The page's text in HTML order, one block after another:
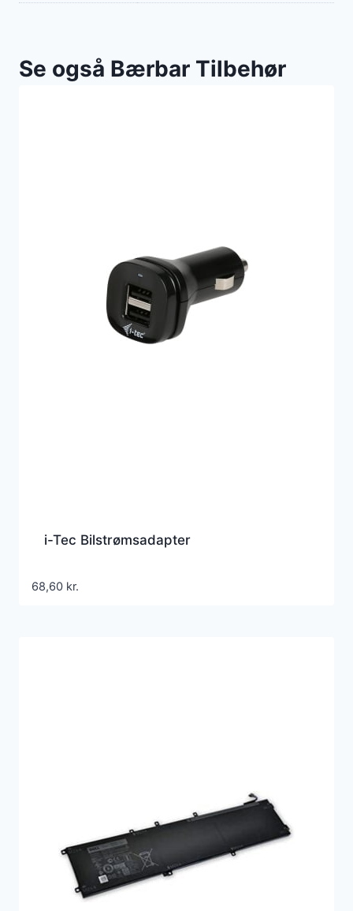
Se også Bærbar Tilbehør
i-Tec Bilstrømsadapter
68,60 kr.